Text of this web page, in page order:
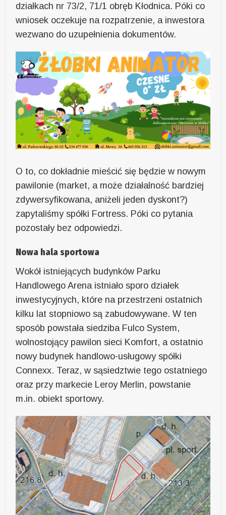
działkach nr 73/2, 71/1 obręb Kłodnica. Póki co
wniosek oczekuje na rozpatrzenie, a inwestora
wezwano do uzupełnienia dokumentów.
O to, co dokładnie mieścić się będzie w nowym
pawilonie (market, a może działalność bardziej
zdywersyfikowana, aniżeli jeden dyskont?)
zapytaliśmy spółki Fortress. Póki co pytania
pozostały bez odpowiedzi.
Nowa hala sportowa
Wokół istniejących budynków Parku
Handlowego Arena istniało sporo działek
inwestycyjnych, które na przestrzeni ostatnich
kilku lat stopniowo są zabudowywane. W ten
sposób powstała siedziba Fulco System,
wolnostojący pawilon sieci Komfort, a ostatnio
nowy budynek handlowo-usługowy spółki
Connexx. Teraz, w sąsiedztwie tego ostatniego
oraz przy markecie Leroy Merlin, powstanie
m.in. obiekt sportowy.